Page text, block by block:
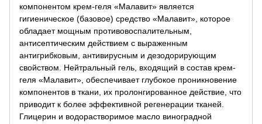
компонентом крем-геля «Малавит» является
гигиеническое (базовое) средство «Малавит», которое
обладает мощным противовоспалительным,
антисептическим действием с выраженным
антигрибковым, антивирусным и дезодорирующим
свойством. Нейтральный гель, входящий в состав крем-
геля «Малавит», обеспечивает глубокое проникновение
компонентов в ткани, их пролонгированное действие, что
приводит к более эффективной регенерации тканей.
Глицерин и водорастворимое масло виноградной